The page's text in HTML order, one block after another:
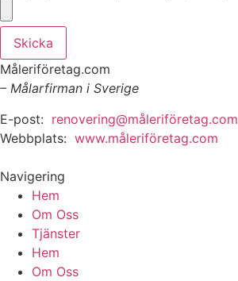
Skicka
Måleriföretag.com
– Målarfirman i Sverige
E-post: renovering@måleriföretag.com
Webbplats: www.måleriföretag.com
Navigering
Hem
Om Oss
Tjänster
Hem
Om Oss